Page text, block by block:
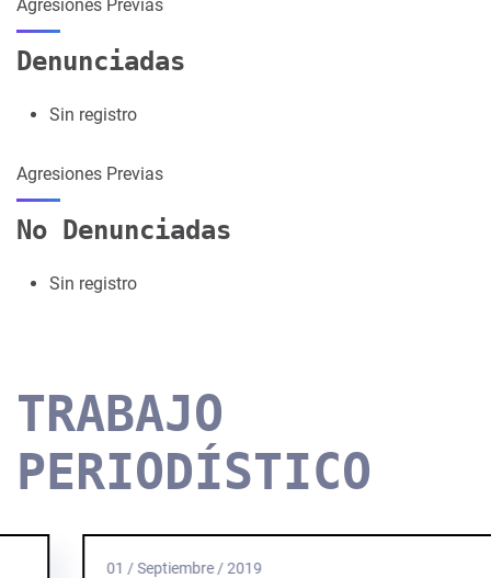
Agresiones Previas
Denunciadas
Sin registro
Agresiones Previas
No Denunciadas
Sin registro
TRABAJO
PERIODÍSTICO
01 / Septiembre / 2019